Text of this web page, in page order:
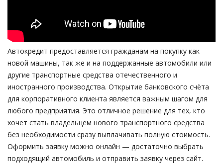
Автокредит предоставляется гражданам на покупку как
новой машины, так же и на поддержанные автомобили или
другие транспортные средства отечественного и
иностранного производства. Открытие банковского счёта
для корпоративного клиента является важным шагом для
любого предприятия. Это отличное решение для тех, кто
хочет стать владельцем нового транспортного средства
без необходимости сразу выплачивать полную стоимость.
Оформить заявку можно онлайн — достаточно выбрать
подходящий автомобиль и отправить заявку через сайт.